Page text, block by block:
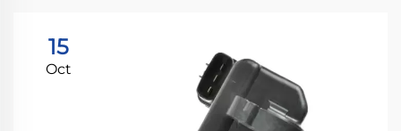
15
Oct